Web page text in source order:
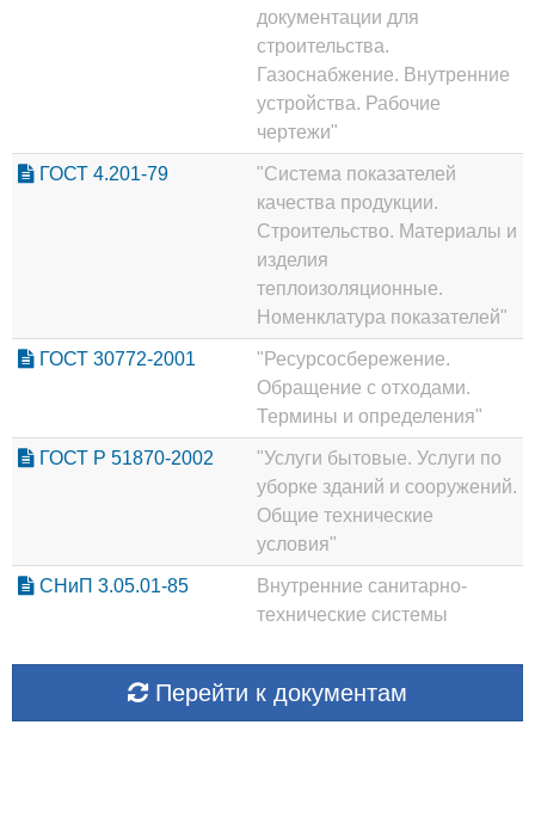
документации для
строительства.
Газоснабжение. Внутренние
устройства. Рабочие
чертежи"
ГОСТ 4.201-79
"Система показателей
качества продукции.
Строительство. Материалы и
изделия
теплоизоляционные.
Номенклатура показателей"
ГОСТ 30772-2001
"Ресурсосбережение.
Обращение с отходами.
Термины и определения"
ГОСТ Р 51870-2002
"Услуги бытовые. Услуги по
уборке зданий и сооружений.
Общие технические
условия"
СНиП 3.05.01-85
Внутренние санитарно-
технические системы
Перейти к документам